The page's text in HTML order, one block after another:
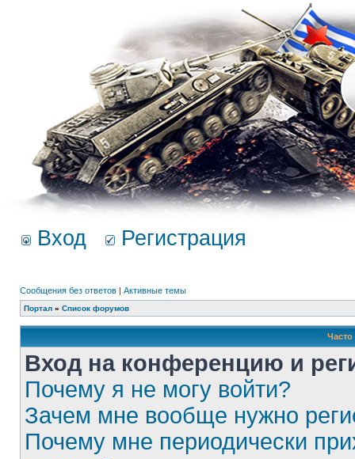
Вход Регистрация
Сообщения без ответов | Активные темы
Портал » Список форумов
Вход на конференцию и
Почему я не могу войти?
Зачем мне вообще нужно
Почему мне периодически